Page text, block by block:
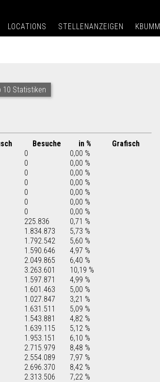
LOCATIONS STELLENANZEIGEN KBUMM
10 Statistiken
Besuche in %
Grafisch
0
0,00 %
0
0,00 %
0
0,00 %
0
0,00 %
0
0,00 %
0
0,00 %
0
0,00 %
225.836
0,71 %
1.834.873
5,73 %
1.792.542
5,60 %
1.590.646
4,97 %
2.049.865
6,40 %
3.263.601
10,19 %
1.597.871
4,99 %
1.601.463
5,00 %
1.027.847
3,21 %
1.631.511
5,09 %
1.543.881
4,82 %
1.639.115
5,12 %
1.953.151
6,10 %
2.715.979
8,48 %
2.554.089
7,97 %
2.696.370
8,42 %
2.313.506 7,22 %